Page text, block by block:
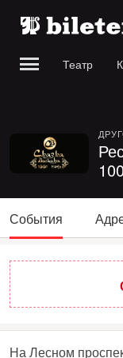
Театр
События
На Лесном